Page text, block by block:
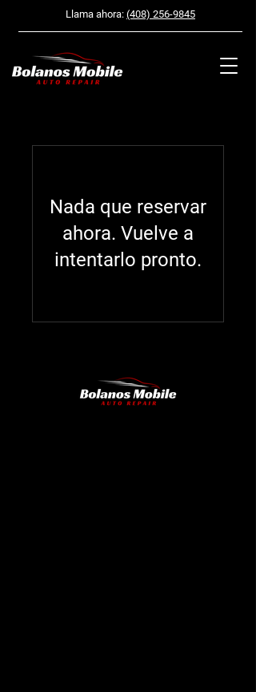
Llama ahora: (408) 256-9845
Nada que reservar
ahora. Vuelve a
intentarlo pronto.